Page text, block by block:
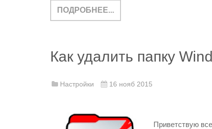
ПОДРОБНЕЕ...
Как удалить папку
Настройки 16 нояб 2015
Приветствую